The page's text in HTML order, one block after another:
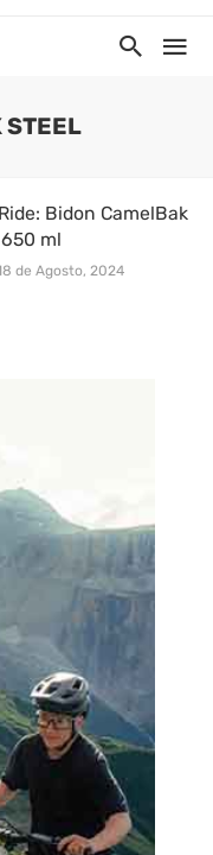
STEEL
Bidon CamelBak
ml
de Agosto, 2024